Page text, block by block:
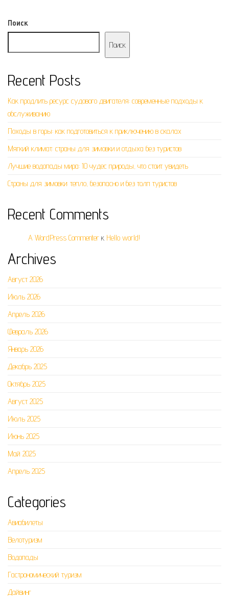
Поиск
Поиск
Recent Posts
Как продлить ресурс судового двигателя: современные подходы к
обслуживанию
Походы в горы: как подготовиться к приключению в скалах
Мягкий климат: страны для зимовки и отдыха без туристов
Лучшие водопады мира: 10 чудес природы, что стоит увидеть
Страны для зимовки: тепло, безопасно и без толп туристов
Recent Comments
A WordPress Commenter к Hello world!
Archives
Август 2026
Июль 2026
Апрель 2026
Февраль 2026
Январь 2026
Декабрь 2025
Октябрь 2025
Август 2025
Июль 2025
Июнь 2025
Май 2025
Апрель 2025
Categories
Авиабилеты
Велотуризм
Водопады
Гастрономический туризм
Дайвинг